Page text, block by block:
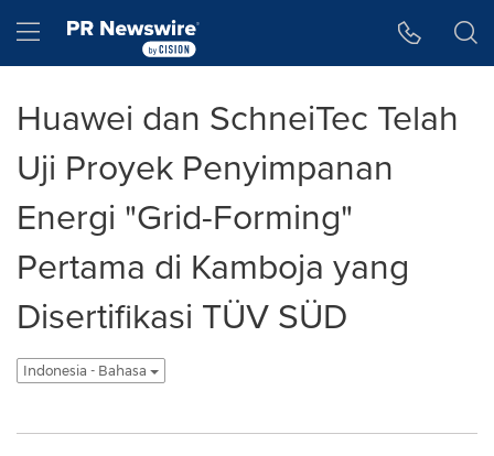
Hamburger menu
Huawei dan SchneiTec Telah
Uji Proyek Penyimpanan
Energi "Grid-Forming"
Pertama di Kamboja yang
Disertifikasi TÜV SÜD
Indonesia - Bahasa